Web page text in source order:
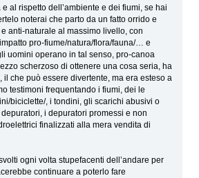
al rispetto dell’ambiente e dei fiumi, se hai
noterai che parto da un fatto orrido e
anti-naturale al massimo livello, con
pro-fiume/natura/flora/fauna/… e
uomini operano in tal senso, pro-canoa
scherzoso di ottenere una cosa seria, ha
il che può essere divertente, ma era esteso a
testimoni frequentando i fiumi, dei le
biciclette/, i tondini, gli scarichi abusivi o
i depuratori promessi e non
finalizzati alla mera vendita di
ogni volta stupefacenti dell’andare per
continuare a poterlo fare